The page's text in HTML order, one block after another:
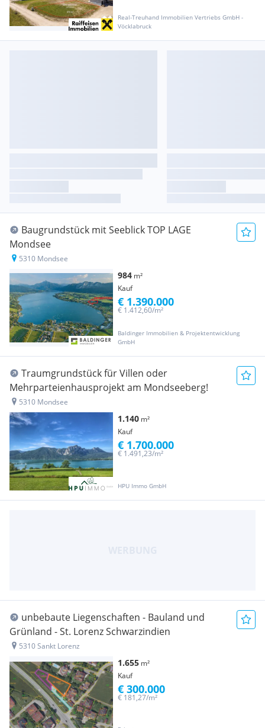
Real-Treuhand Immobilien Vertriebs GmbH -
Vöcklabruck
Baugrundstück mit Seeblick TOP LAGE
Mondsee
5310 Mondsee
984 m²
Kauf
Baldinger Immobilien & Projektentwicklung
GmbH
€ 1.412,60/m²
€ 1.390.000
Traumgrundstück für Villen oder
Mehrparteienhausprojekt am Mondseeberg!
5310 Mondsee
1.140 m²
Kauf
HPU Immo GmbH
€ 1.491,23/m²
€ 1.700.000
unbebaute Liegenschaften - Bauland und
Grünland - St. Lorenz Schwarzindien
5310 Sankt Lorenz
1.655 m²
Kauf
€ 181,27/m²
€ 300.000